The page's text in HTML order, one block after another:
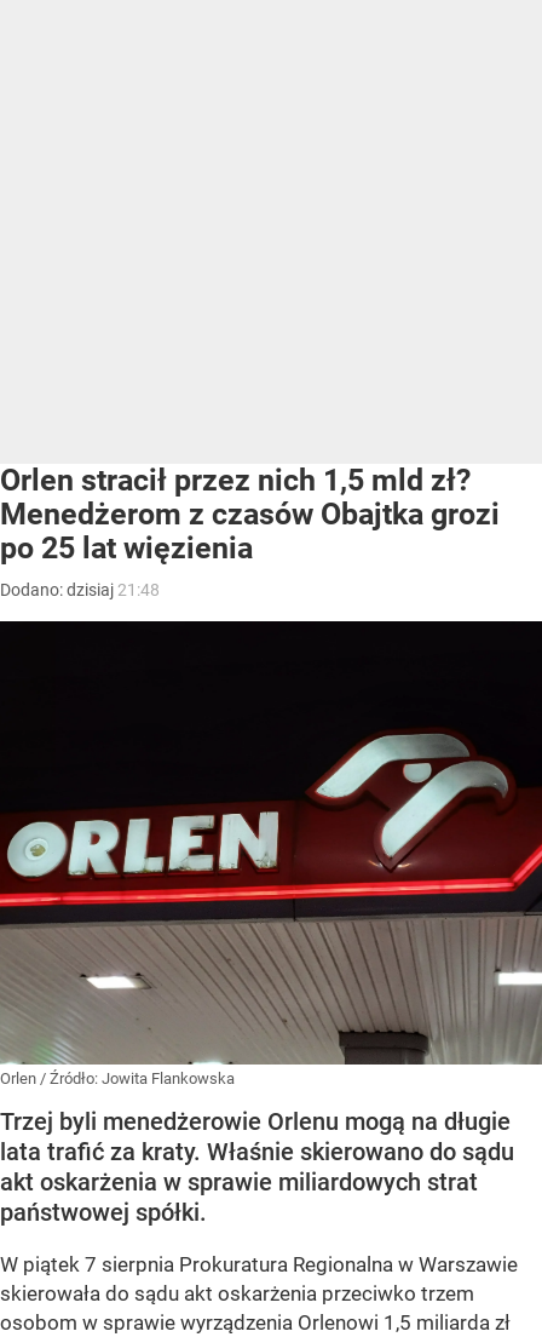
Orlen stracił przez nich 1,5 mld zł?
Menedżerom z czasów Obajtka grozi
po 25 lat więzienia
Dodano:dzisiaj 21:48
Orlen / Źródło: Jowita Flankowska
Trzej byli menedżerowie Orlenu mogą na długie
lata trafić za kraty. Właśnie skierowano do sądu
akt oskarżenia w sprawie miliardowych strat
państwowej spółki.
W piątek 7 sierpnia Prokuratura Regionalna w Warszawie
skierowała do sądu akt oskarżenia przeciwko trzem
osobom w sprawie wyrządzenia Orlenowi 1,5 miliarda zł